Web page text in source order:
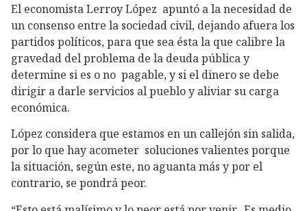
El economista Lerroy López apuntó a la necesidad de
un consenso entre la sociedad civil, dejando afuera los
partidos políticos, para que sea ésta la que calibre la
gravedad del problema de la deuda pública y
determine si es o no pagable, y si el dinero se debe
dirigir a darle servicios al pueblo y aliviar su carga
económica.
López considera que estamos en un callejón sin salida,
por lo que hay acometer soluciones valientes porque
la situación, según este, no aguanta más y por el
contrario, se pondrá peor.